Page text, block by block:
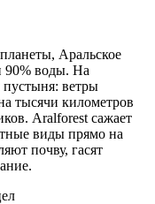
Аральское
90% воды. На
ветры
тысячи километров
Aralforest сажает
виды прямо на
почву, гасят